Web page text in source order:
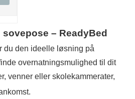
– ReadyBed
du den ideelle løsning på
overnatningsmulighed til dit
venner eller skolekammerater,